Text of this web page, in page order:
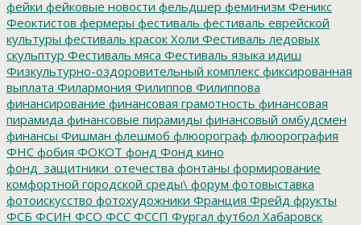
фейки фейковые новости фельдшер феминизм Феникс
Феоктистов фермеры фестиваль фестиваль еврейской
культуры фестиваль красок Холи Фестиваль ледовых
скульптур Фестиваль мяса Фестиваль языка идиш
Физкультурно-оздоровительный комплекс фиксированная
выплата Филармония Филиппов Филиппова
финансирование финансовая грамотность финансовая
пирамида финансовые пирамиды финансовый омбудсмен
финансы Фишман флешмоб флюорограф флюорография
ФНС фобия ФОКОТ фонд Фонд кино
фонд_защитники_отечества фонтаны формирование
комфортной городской среды\ форум фотовыставка
фотоискусство фотохудожники Франция Фрейд фрукты
ФСБ ФСИН ФСО ФСС ФССП Фургал футбол Хабаровск